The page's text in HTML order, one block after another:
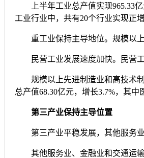
上半年工业总产值实现965.33亿
工业行业中，共有20个行业实现正增
重工业保持主导地位。规模以上
民营工业发展速度加快。民营工
规模以上先进制造业和高技术制
总产值68.30亿元，增长3.7%，其中
第三产业保持主导位置
第三产业平稳发展，其他服务业
其他服务业、金融业和交通运输